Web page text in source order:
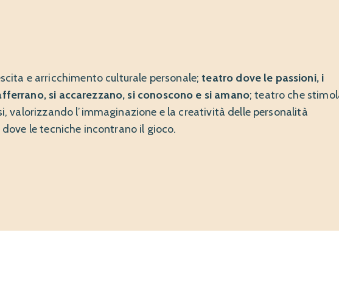
e arricchimento culturale personale; teatro dove le passioni, i
si accarezzano, si conoscono e si amano; teatro che
valorizzando l’immaginazione e la creatività delle personalità
le tecniche incontrano il gioco.